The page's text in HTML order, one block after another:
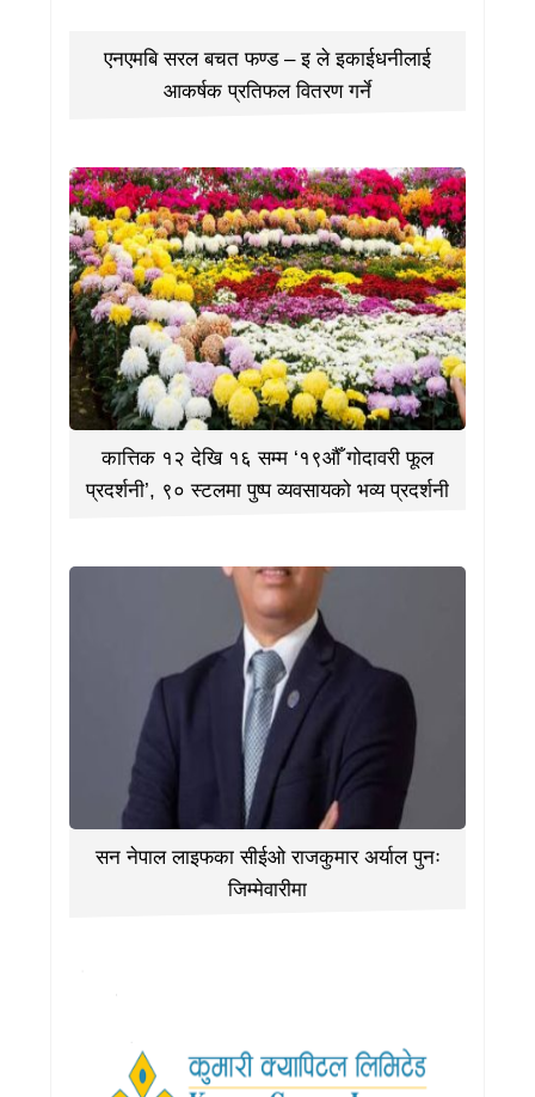
एनएमबि सरल बचत फण्ड – इ ले इकाईधनीलाई
आकर्षक प्रतिफल वितरण गर्ने
कात्तिक १२ देखि १६ सम्म ‘१९औँ गोदावरी फूल
प्रदर्शनी’, ९० स्टलमा पुष्प व्यवसायको भव्य प्रदर्शनी
सन नेपाल लाइफका सीईओ राजकुमार अर्याल पुनः
जिम्मेवारीमा